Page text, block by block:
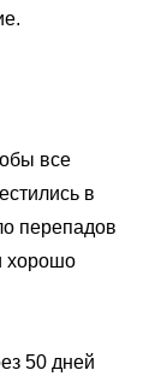
все
в
перепадов
хорошо
50 дней